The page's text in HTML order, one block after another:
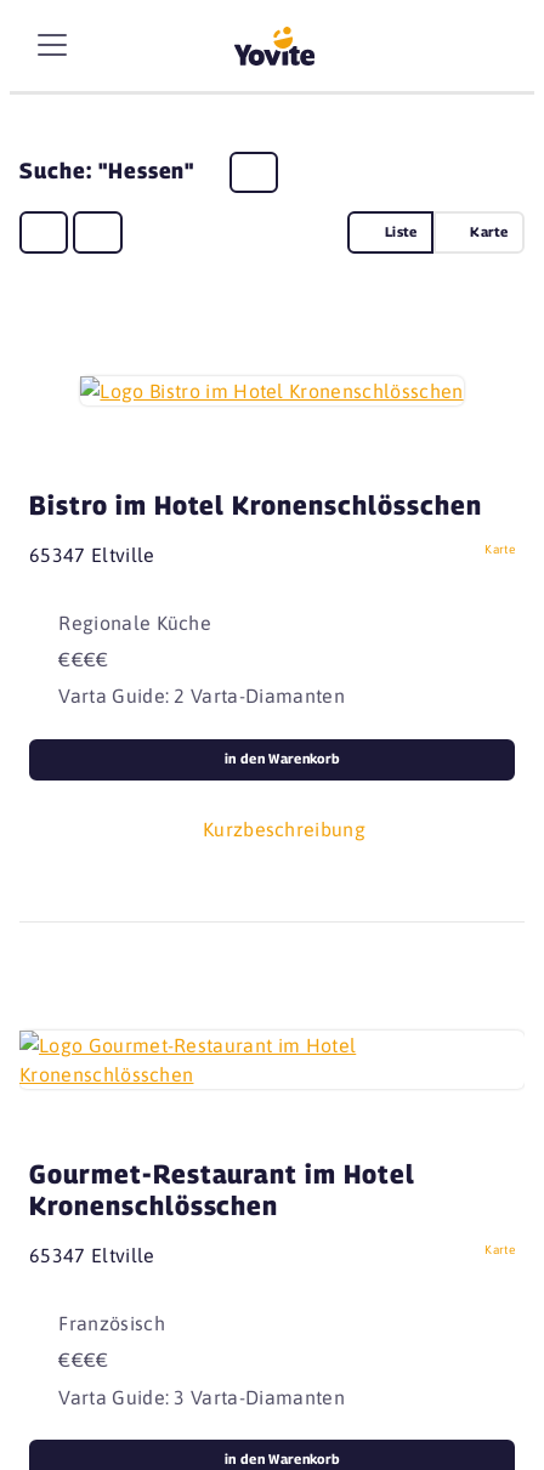
Suche: "Hessen"
Liste Karte
Bistro im Hotel Kronenschlösschen
65347 Eltville Karte
Regionale Küche
€€€€
Varta Guide: 2 Varta-Diamanten
Kurzbeschreibung
in den Warenkorb
Gourmet-Restaurant im Hotel
Kronenschlösschen
65347 Eltville Karte
Französisch
€€€€
Varta Guide: 3 Varta-Diamanten
in den Warenkorb